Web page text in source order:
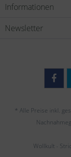
Informationen
Newsletter
* Alle Preise inkl.
Wollkult -